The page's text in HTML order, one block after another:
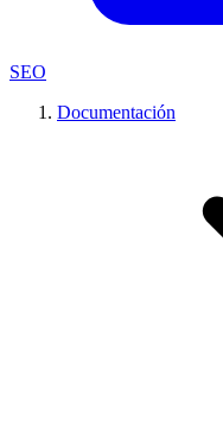
SEO
Documentación